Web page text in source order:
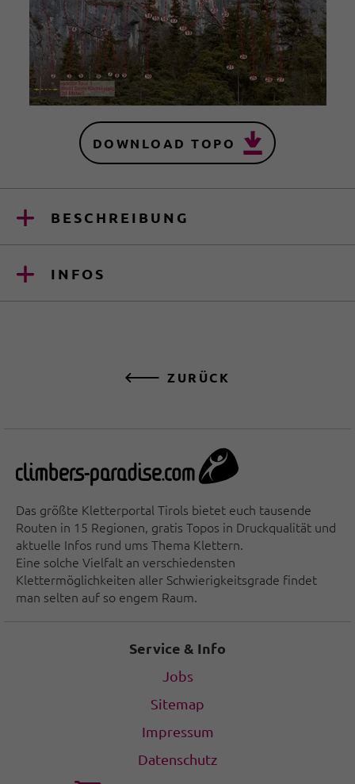
DOWNLOAD TOPO
BESCHREIBUNG
INFOS
ZURÜCK
Das größte Kletterportal Tirols bietet euch tausende
Routen in 15 Regionen, gratis Topos in Druckqualität und
aktuelle Infos rund ums Thema Klettern.
Eine solche Vielfalt an verschiedensten
Klettermöglichkeiten aller Schwierigkeitsgrade findet
man selten auf so engem Raum.
Service & Info
Jobs
Sitemap
Impressum
Datenschutz